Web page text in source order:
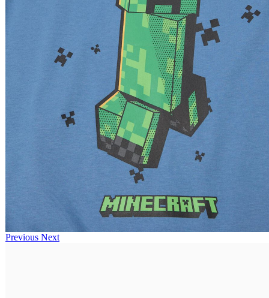
Previous Next